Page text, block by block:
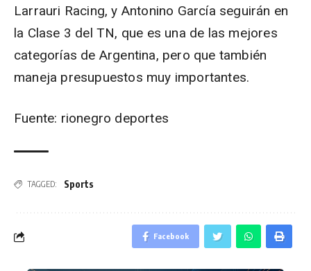
Larrauri Racing, y Antonino García seguirán en
la Clase 3 del TN, que es una de las mejores
categorías de Argentina, pero que también
maneja presupuestos muy importantes.
Fuente: rionegro deportes
TAGGED: Sports
Facebook